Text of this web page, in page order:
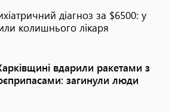
діагноз за $6500: у
колишнього лікаря
вдарили ракетами з
загинули люди